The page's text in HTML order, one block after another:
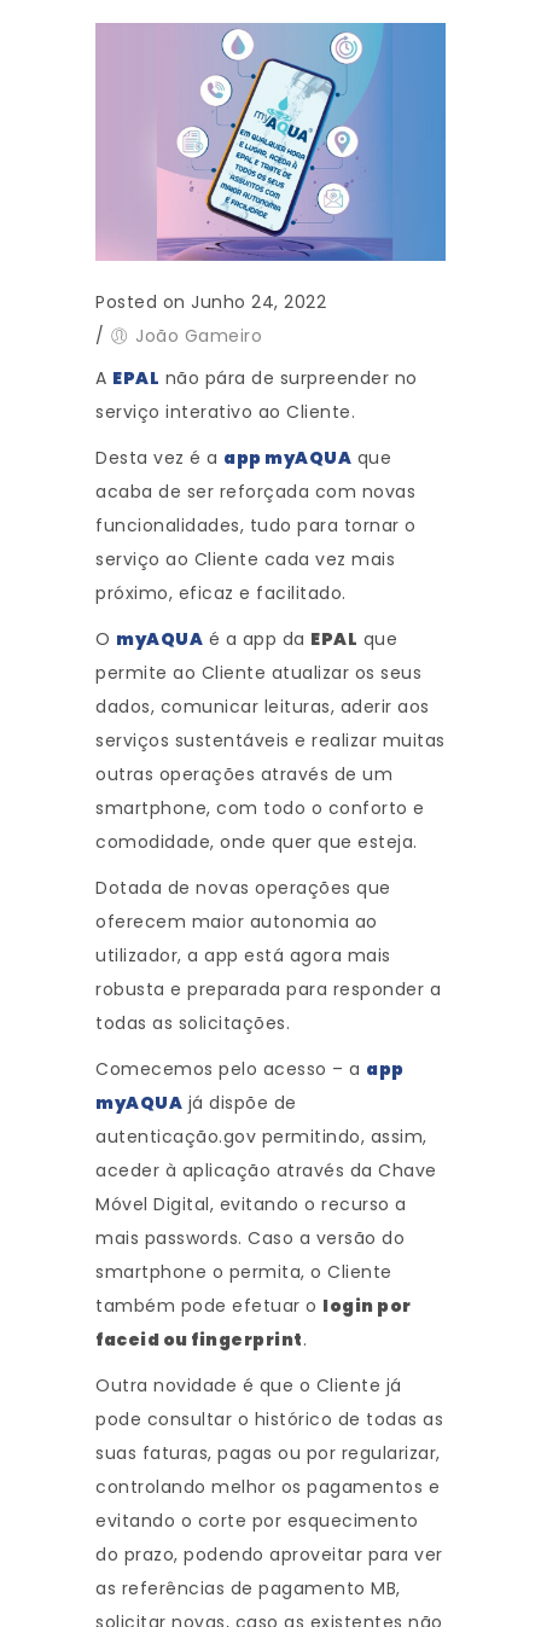
Posted on Junho 24, 2022
/
João Gameiro
A EPAL não pára de surpreender no
serviço interativo ao Cliente.
Desta vez é a app myAQUA que
acaba de ser reforçada com novas
funcionalidades, tudo para tornar o
serviço ao Cliente cada vez mais
próximo, eficaz e facilitado.
O myAQUA é a app da EPAL que
permite ao Cliente atualizar os seus
dados, comunicar leituras, aderir aos
serviços sustentáveis e realizar muitas
outras operações através de um
smartphone, com todo o conforto e
comodidade, onde quer que esteja.
Dotada de novas operações que
oferecem maior autonomia ao
utilizador, a app está agora mais
robusta e preparada para responder a
todas as solicitações.
Comecemos pelo acesso – a app
myAQUA já dispõe de
autenticação.gov permitindo, assim,
aceder à aplicação através da Chave
Móvel Digital, evitando o recurso a
mais passwords. Caso a versão do
smartphone o permita, o Cliente
também pode efetuar o login por
faceid ou fingerprint.
Outra novidade é que o Cliente já
pode consultar o histórico de todas as
suas faturas, pagas ou por regularizar,
controlando melhor os pagamentos e
evitando o corte por esquecimento
do prazo, podendo aproveitar para ver
as referências de pagamento MB,